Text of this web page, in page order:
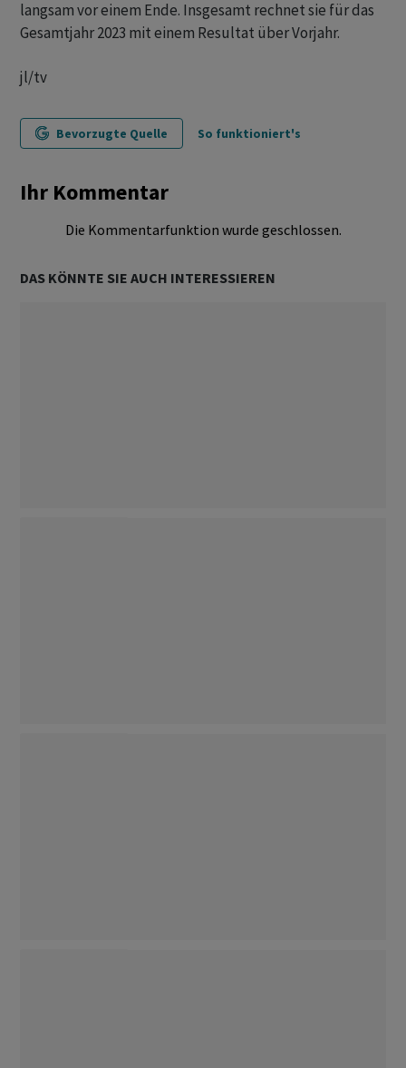
langsam vor einem Ende. Insgesamt rechnet sie für das
Gesamtjahr 2023 mit einem Resultat über Vorjahr.
jl/tv
Bevorzugte Quelle So funktioniert's
Ihr Kommentar
Die Kommentarfunktion wurde geschlossen.
DAS KÖNNTE SIE AUCH INTERESSIEREN